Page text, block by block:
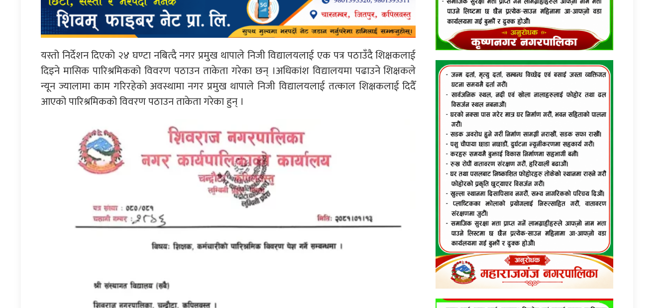
यस्तो निर्देशन दिएको २४ घण्टा नबित्दै नगर प्रमुख थापाले निजी विद्यालयलाई एक पत्र पठाउँदै शिक्षकलाई
दिइने मासिक पारिश्रमिकको विवरण पठाउन ताकेता गरेका छन् ।अधिकांश विद्यालयमा पढाउने शिक्षकले
न्यून ज्यालामा काम गरिरहेको अवस्थामा नगर प्रमुख थापाले निजी विद्यालयलाई तत्काल शिक्षकलाई दिदैँ
आएको पारिश्रमिकको विवरण पठाउन ताकेता गरेका हुन् ।